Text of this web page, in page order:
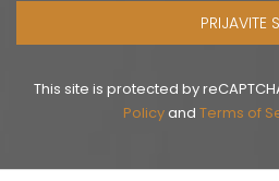
PRIJAVITE
This site is protected by
Policyand Terms of